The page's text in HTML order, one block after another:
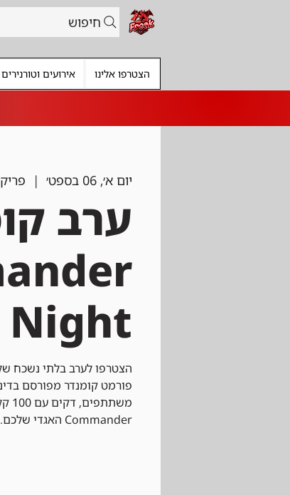
חיפוש
הצטרפו אלינו אירועים וטורנירים
יום א׳, 06 בספט׳
  |
ערב
Night
פורמט קומנדר מפורסם
Commander האגדי שלכם.